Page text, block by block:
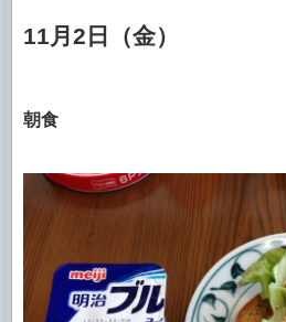
11月2日（金）
朝食